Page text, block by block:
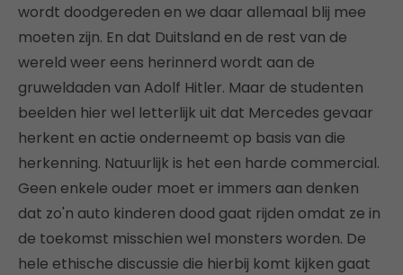
wordt doodgereden en we daar allemaal blij mee
moeten zijn. En dat Duitsland en de rest van de
wereld weer eens herinnerd wordt aan de
gruweldaden van Adolf Hitler. Maar de studenten
beelden hier wel letterlijk uit dat Mercedes gevaar
herkent en actie onderneemt op basis van die
herkenning. Natuurlijk is het een harde commercial.
Geen enkele ouder moet er immers aan denken
dat zo'n auto kinderen dood gaat rijden omdat ze in
de toekomst misschien wel monsters worden. De
hele ethische discussie die hierbij komt kijken gaat